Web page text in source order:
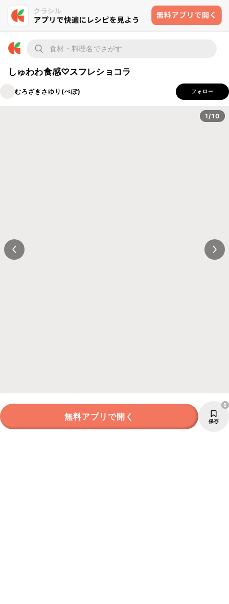
しゅわわ食感♡スフレショコラ
むろざきさゆり(ぺぽ) フォロー
1/10
無料アプリで開く 保存
6